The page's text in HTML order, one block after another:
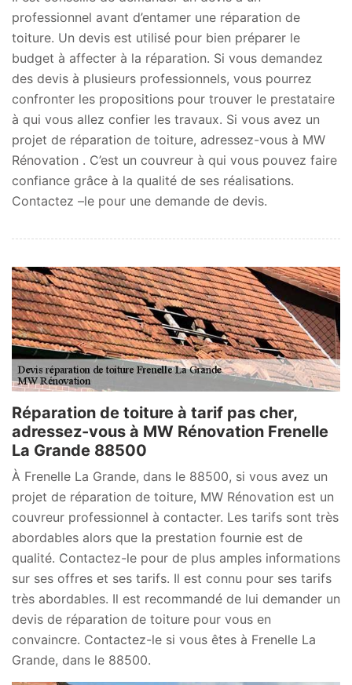
professionnel avant d’entamer une réparation de
toiture. Un devis est utilisé pour bien préparer le
budget à affecter à la réparation. Si vous demandez
des devis à plusieurs professionnels, vous pourrez
confronter les propositions pour trouver le prestataire
à qui vous allez confier les travaux. Si vous avez un
projet de réparation de toiture, adressez-vous à MW
Rénovation . C’est un couvreur à qui vous pouvez faire
confiance grâce à la qualité de ses réalisations.
Contactez –le pour une demande de devis.
Réparation de toiture à tarif pas cher,
adressez-vous à MW Rénovation Frenelle
La Grande 88500
À Frenelle La Grande, dans le 88500, si vous avez un
projet de réparation de toiture, MW Rénovation est un
couvreur professionnel à contacter. Les tarifs sont très
abordables alors que la prestation fournie est de
qualité. Contactez-le pour de plus amples informations
sur ses offres et ses tarifs. Il est connu pour ses tarifs
très abordables. Il est recommandé de lui demander un
devis de réparation de toiture pour vous en
convaincre. Contactez-le si vous êtes à Frenelle La
Grande, dans le 88500.